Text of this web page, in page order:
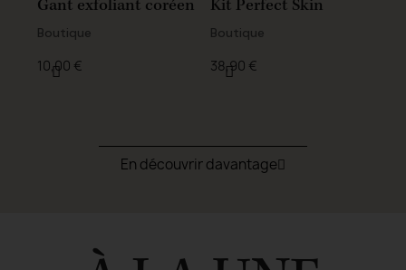
Gant exfoliant coréen
Boutique
10,00 €
Kit Perfect Skin
Boutique
38,90 €
En découvrir davantage